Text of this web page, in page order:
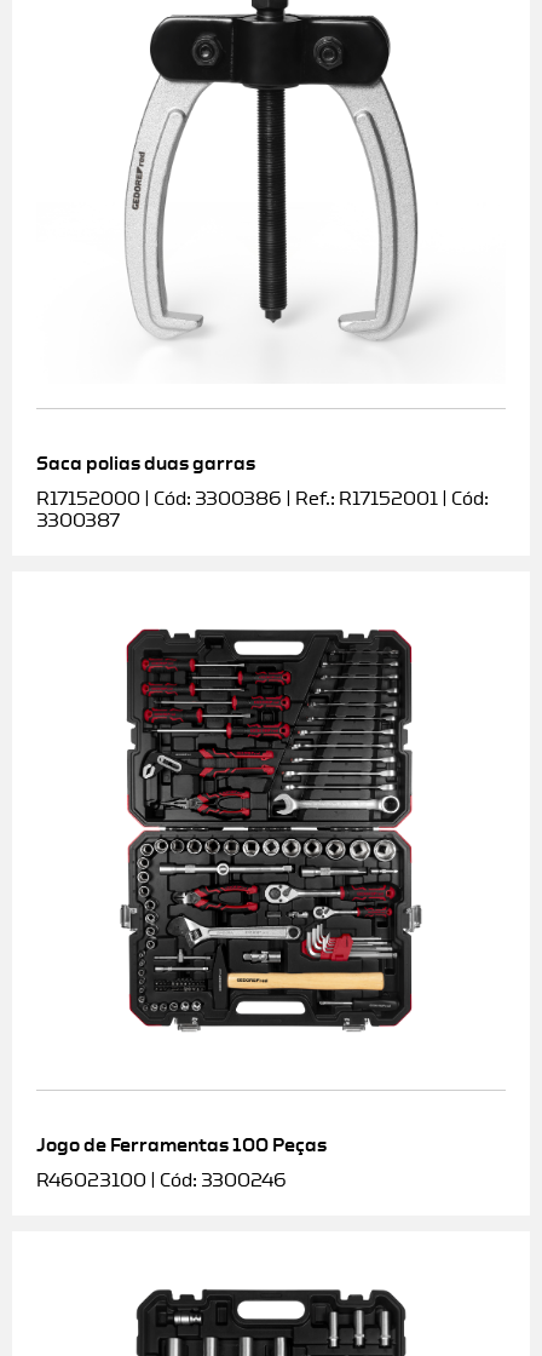
Saca polias duas garras
R17152000 | Cód: 3300386 | Ref.: R17152001 | Cód:
3300387
Jogo de Ferramentas 100 Peças
R46023100 | Cód: 3300246